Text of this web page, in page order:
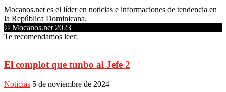
Mocanos.net es el líder en noticias e informaciones de tendencia en
la República Dominicana.
© Mocanos.net 2023
Te recomendamos leer:
El complot que tunbo al Jefe 2
Noticias 5 de noviembre de 2024